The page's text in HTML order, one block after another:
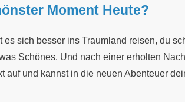
Moment Heute?
es sich besser ins Traumland reisen, du
Schönes. Und nach einer erholten Nach
auf und kannst in die neuen Abenteuer